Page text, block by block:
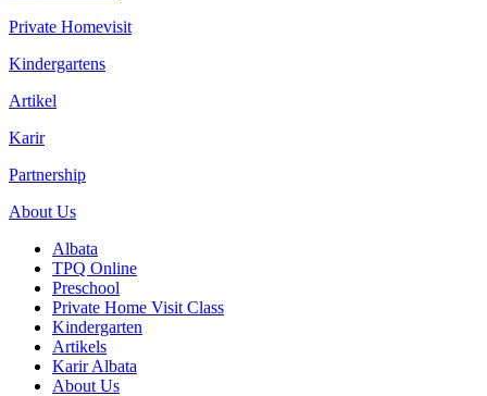
Private Homevisit
Kindergartens
Artikel
Karir
Partnership
About Us
Albata
TPQ Online
Preschool
Private Home Visit Class
Kindergarten
Artikels
Karir Albata
About Us